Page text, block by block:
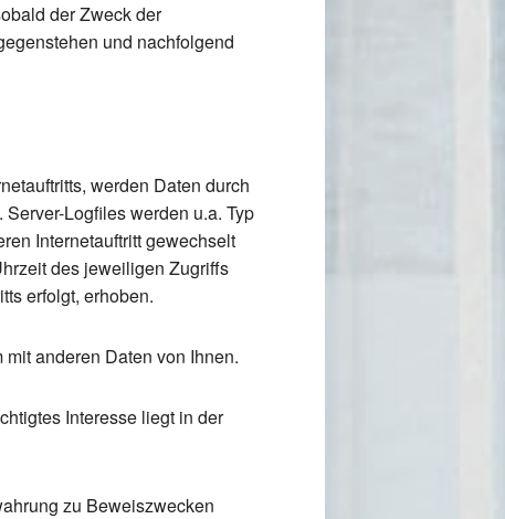
der Zweck der
und nachfolgend
werden Daten durch
Logfiles werden u.a. Typ
Internetauftritt gewechselt
des jeweiligen Zugriffs
erfolgt, erhoben.
anderen Daten von Ihnen.
Interesse liegt in der
zu Beweiszwecken